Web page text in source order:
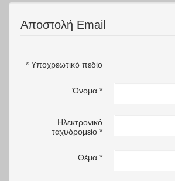
Αποστολή Email
* Υποχρεωτικό πεδίο
Όνομα *
Ηλεκτρονικό
ταχυδρομείο *
Θέμα *